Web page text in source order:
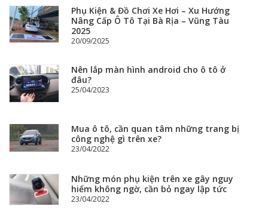
Phụ Kiện & Đồ Chơi Xe Hơi – Xu Hướng
Nâng Cấp Ô Tô Tại Bà Rịa – Vũng Tàu
2025
20/09/2025
Nên lắp màn hình android cho ô tô ở
đâu?
25/04/2023
Mua ô tô, cần quan tâm những trang bị
công nghệ gì trên xe?
23/04/2022
Những món phụ kiện trên xe gây nguy
hiểm không ngờ, cần bỏ ngay lập tức
23/04/2022